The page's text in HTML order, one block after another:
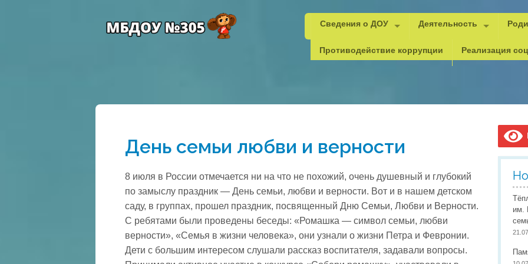
Сведения о ДОУ
Документы для рейтинга
Образование
Руководитель и педагоги
Стипендии и меры поддержки обучающихся
Платные услуги
Финансово-хозяйственная деятельность
Вакантные места для приема (перевода)
Деятельность
Методическая копилка
Безопасность
ГО и
Инновационная
Проектная деятельность
Всемирный День
Наставничество
Мероприятия детского сада
Противодействие коррупции Реализация
День семьи любви и верности
8 июля в России отмечается ни на что не похожий, очень душевный и глубокий
по замыслу праздник — День семьи, любви и верности. Вот и в нашем детском
саду, в группах, прошел праздник, посвященный Дню Семьи, Любви и Верности.
С ребятами были проведены беседы: «Ромашка — символ семьи, любви
верности», «Семья в жизни человека», они узнали о жизни Петра и Февронии.
Дети с большим интересом слушали рассказ воспитателя, задавали вопросы.
им.